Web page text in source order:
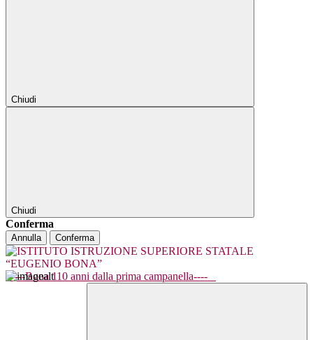
Chiudi
Chiudi
Conferma
Annulla Conferma
----Bona 110 anni dalla prima campanella----